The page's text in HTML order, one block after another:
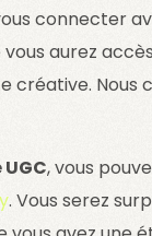
connecter
aurez
créative.
, vous
. Vous serez